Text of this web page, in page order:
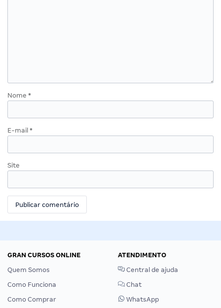
Nome *
E-mail *
Site
GRAN CURSOS ONLINE
Quem Somos
Como Funciona
Como Comprar
ATENDIMENTO
Central de ajuda
Chat
WhatsApp